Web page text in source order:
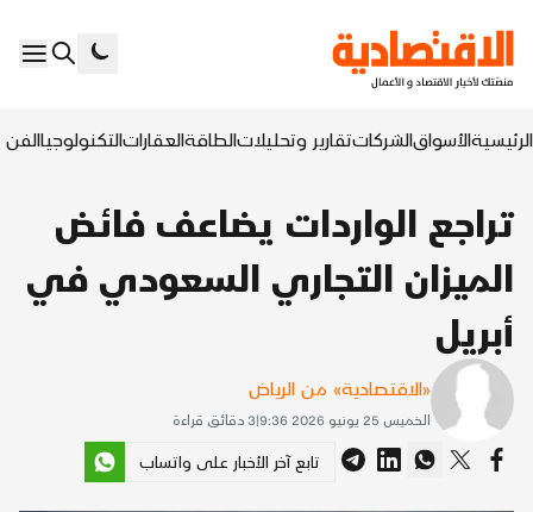
الرئيسيةالأسواقالشركاتتقارير وتحليلاتالطاقةالعقاراتالتكنولوجياالفن
تراجع الواردات يضاعف فائض
الميزان التجاري السعودي في
أبريل
«الاقتصادية» من الرياض
الخميس 25 يونيو 2026 9:36 |
3 دقائق قراءة
تابع آخر الأخبار على واتساب